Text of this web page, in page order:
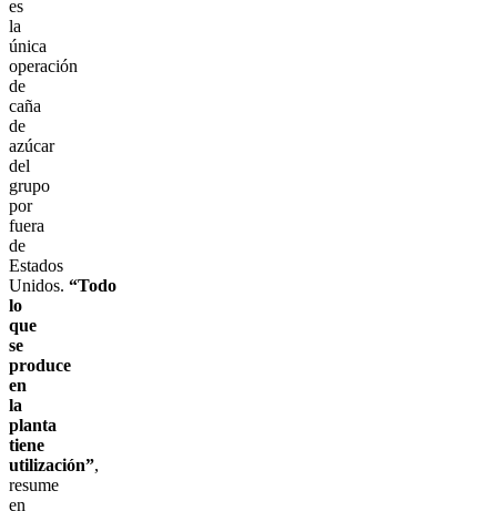
es
la
única
operación
de
caña
de
azúcar
del
grupo
por
fuera
de
Estados
Unidos. “Todo
lo
que
se
produce
en
la
planta
tiene
utilización”,
resume
en